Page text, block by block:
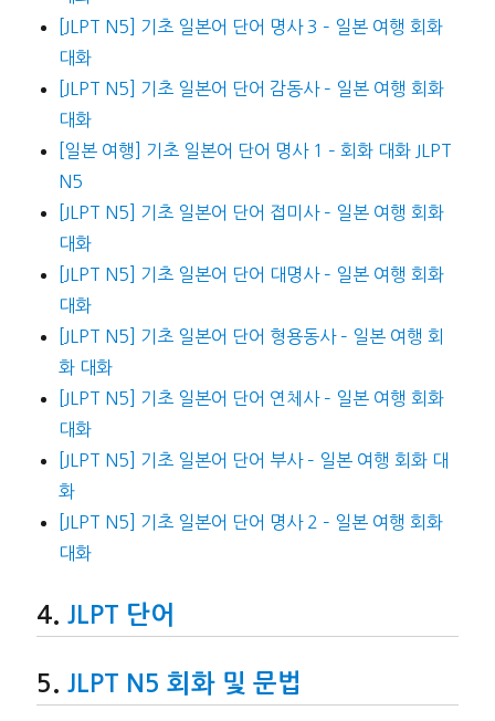
[JLPT N5] 기초 일본어 단어 명사 3 – 일본 여행 회화
대화
[JLPT N5] 기초 일본어 단어 감동사 – 일본 여행 회화
대화
[일본 여행] 기초 일본어 단어 명사 1 – 회화 대화 JLPT
N5
[JLPT N5] 기초 일본어 단어 접미사 – 일본 여행 회화
대화
[JLPT N5] 기초 일본어 단어 대명사 – 일본 여행 회화
대화
[JLPT N5] 기초 일본어 단어 형용동사 – 일본 여행 회
화 대화
[JLPT N5] 기초 일본어 단어 연체사 – 일본 여행 회화
대화
[JLPT N5] 기초 일본어 단어 부사 – 일본 여행 회화 대
화
[JLPT N5] 기초 일본어 단어 명사 2 – 일본 여행 회화
대화
JLPT 단어
JLPT N5 회화 및 문법